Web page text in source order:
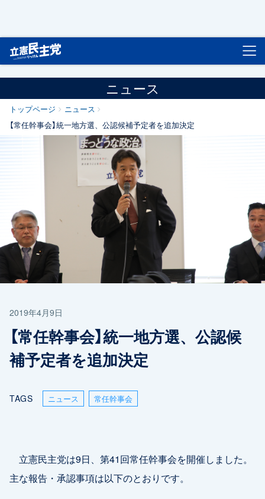
ニュース
トップページ
ニュース
【常任幹事会】統一地方選、公認候補予定者を追加決定
2019年4月9日
【常任幹事会】統一地方選、公認候
補予定者を追加決定
TAGS ニュース 常任幹事会
立憲民主党は9日、第41回常任幹事会を開催しました。
主な報告・承認事項は以下のとおりです。